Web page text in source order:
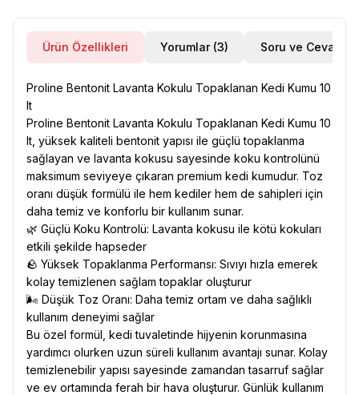
Ürün Özellikleri Yorumlar (3) Soru ve Cevap
Proline Bentonit Lavanta Kokulu Topaklanan Kedi Kumu 10
lt
Proline Bentonit Lavanta Kokulu Topaklanan Kedi Kumu 10
lt, yüksek kaliteli bentonit yapısı ile güçlü topaklanma
sağlayan ve lavanta kokusu sayesinde koku kontrolünü
maksimum seviyeye çıkaran premium kedi kumudur. Toz
oranı düşük formülü ile hem kediler hem de sahipleri için
daha temiz ve konforlu bir kullanım sunar.
🌿 Güçlü Koku Kontrolü: Lavanta kokusu ile kötü kokuları
etkili şekilde hapseder
🪨 Yüksek Topaklanma Performansı: Sıvıyı hızla emerek
kolay temizlenen sağlam topaklar oluşturur
🌬️ Düşük Toz Oranı: Daha temiz ortam ve daha sağlıklı
kullanım deneyimi sağlar
Bu özel formül, kedi tuvaletinde hijyenin korunmasına
yardımcı olurken uzun süreli kullanım avantajı sunar. Kolay
temizlenebilir yapısı sayesinde zamandan tasarruf sağlar
ve ev ortamında ferah bir hava oluşturur. Günlük kullanım